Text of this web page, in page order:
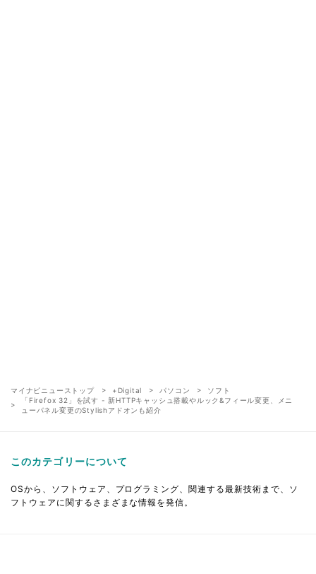
マイナビニューストップ +Digital パソコン
ソフト
「Firefox 32」を試す - 新HTTPキャッシュ搭載やルック&フィール変更、メニ
ューパネル変更のStylishアドオンも紹介
このカテゴリーについて
OSから、ソフトウェア、プログラミング、関連する最新技術まで、ソ
フトウェアに関するさまざまな情報を発信。